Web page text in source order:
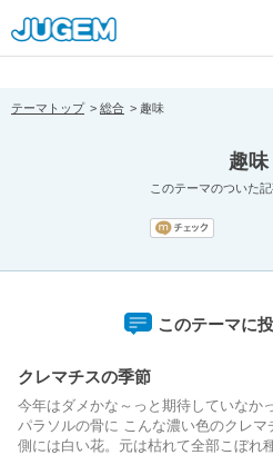
[pear_error: message="Success"
prefix="" info=""]
テーマトップ 総合 趣味
趣味
このテーマのついた
このテーマに
クレマチスの季節
今年はダメかな～っと期待していなか
パラソルの骨に こんな濃い色のクレ
側には白い花。元は枯れて全部こぼれ